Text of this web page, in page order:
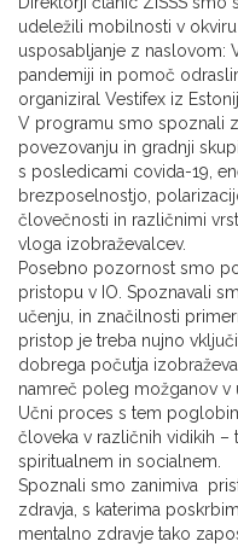
udeležili mobilnosti v
usposabljanje z naslovom:
pandemiji in pomoč
organiziral Vestifex iz
V programu smo spoznali
povezovanju in gradnji
s posledicami covida-19,
brezposelnostjo,
človečnosti in različnimi
vloga izobraževalcev.
Posebno pozornost smo
pristopu v IO. Spoznavali
učenju, in značilnosti
pristop je treba nujno
dobrega počutja
namreč poleg možganov v
Učni proces s tem
človeka v različnih vidikih –
spiritualnem in socialnem.
Spoznali smo zanimiva
zdravja, s katerima
mentalno zdravje tako